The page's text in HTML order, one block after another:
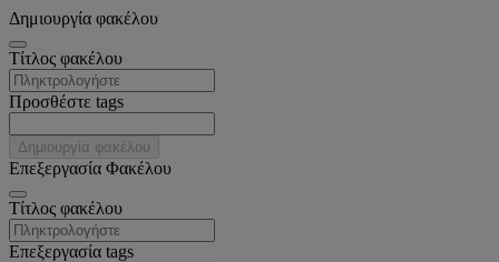
Δημιουργία φακέλου
Tίτλος φακέλου
Προσθέστε tags
Δημιουργία φακέλου
Επεξεργασία Φακέλου
Tίτλος φακέλου
Επεξεργασία tags